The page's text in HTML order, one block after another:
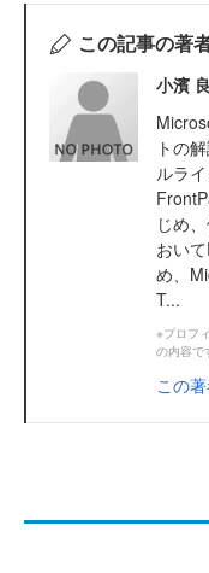
この記事の著
小濱
トの
ルラ
じめ
おい
め、
T...
※プロフ
の内容で
この